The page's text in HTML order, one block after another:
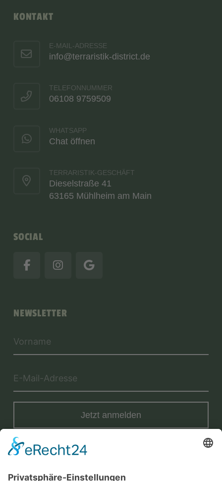
KONTAKT
E-MAIL-ADRESSE
info@terraristik-district.de
TELEFONNUMMER
06108 9759509
WHATSAPP
Chat öffnen
TERRARISTIK-GESCHÄFT
Dieselstraße 41
63165 Mühlheim am Main
SOCIAL
NEWSLETTER
Jetzt anmelden